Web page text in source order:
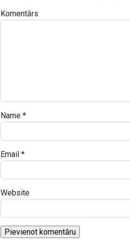
Komentārs
Name *
Email *
Website